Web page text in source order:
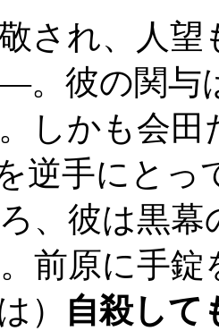
され、人望
彼の関与
しかも会
逆手にと
、彼は黒
前原に手
）
自殺し